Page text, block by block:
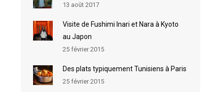
13 août 2017
Visite de Fushimi Inari et Nara à Kyoto
au Japon
25 février 2015
Des plats typiquement Tunisiens à Paris
25 février 2015